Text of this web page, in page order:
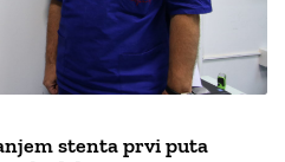
stenta prvi puta